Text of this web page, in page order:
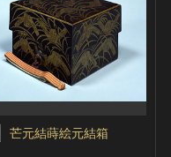
芒元結蒔絵元結箱